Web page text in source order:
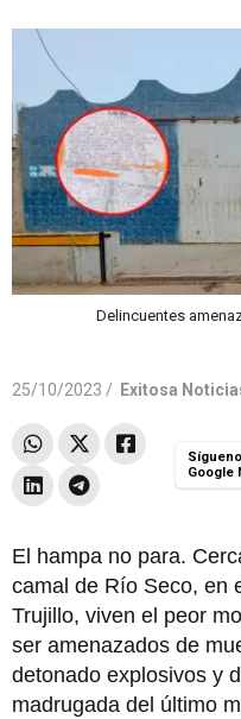
Delincuentes
25/10/2023 / Exitosa
Google
El hampa no para.
camal de Río Seco, en
Trujillo, viven el peor
ser amenazados de
detonado explosivos y
madrugada del último